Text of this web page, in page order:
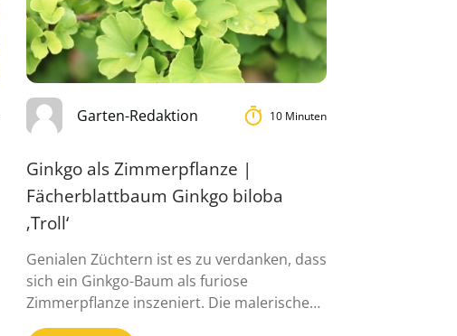
Garten-Redaktion 10 Minuten
Ginkgo als Zimmerpflanze |
Fächerblattbaum Ginkgo biloba
‚Troll‘
Genialen Züchtern ist es zu verdanken, dass
sich ein Ginkgo-Baum als furiose
Zimmerpflanze inszeniert. Die malerische
Sorte Ginkgo biloba ...